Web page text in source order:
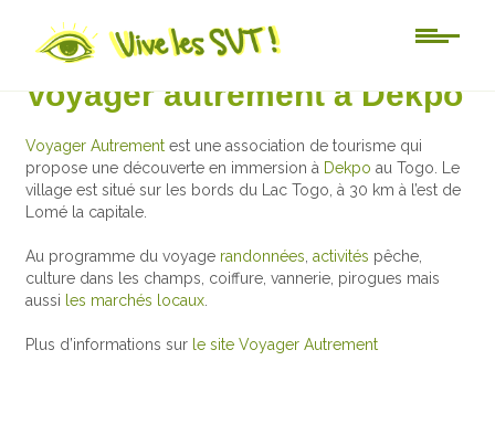
Au jour le jour
Voyager autrement à Dekpo
Voyager Autrement est une association de tourisme qui
propose une découverte en immersion à Dekpo au Togo. Le
village est situé sur les bords du Lac Togo, à 30 km à l’est de
Lomé la capitale.
Au programme du voyage randonnées ,activités pêche,
culture dans les champs, coiffure, vannerie, pirogues mais
aussi les marchés locaux
Plus d’informations sur le site Voyager Autrement